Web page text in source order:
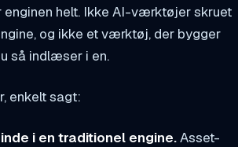
enginen helt. Ikke AI-værktøjer skruet
og ikke et værktøj, der bygger
så indlæser i en.
enkelt sagt:
inde ien traditionel engine.Asset-